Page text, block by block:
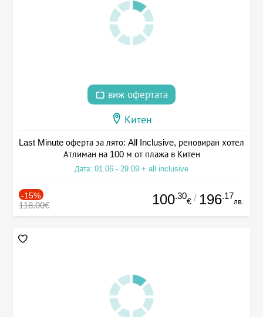
виж офертата
Китен
Last Minute оферта за лято: All Inclusive, реновиран хотел
Атлиман на 100 м от плажа в Китен
Дата: 01.06 - 29.09 + all inclusive
-15%
118.00€ 100.30
€ / 196.17
лв.